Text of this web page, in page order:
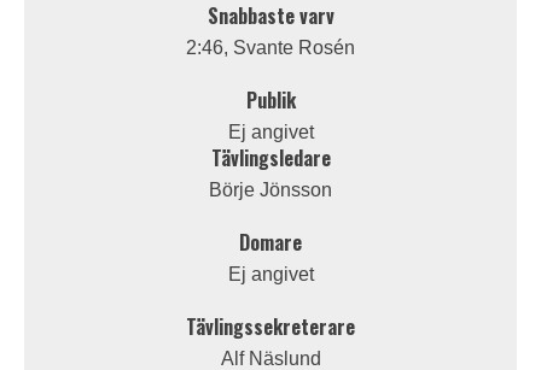
Snabbaste varv
2:46, Svante Rosén
Publik
Ej angivet
Tävlingsledare
Börje Jönsson
Domare
Ej angivet
Tävlingssekreterare
Alf Näslund